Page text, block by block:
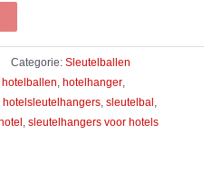
Categorie: Sleutelballen
hotelballen, hotelhanger,
hotelsleutelhangers, sleutelbal ,
, sleutelhangers voor hotels